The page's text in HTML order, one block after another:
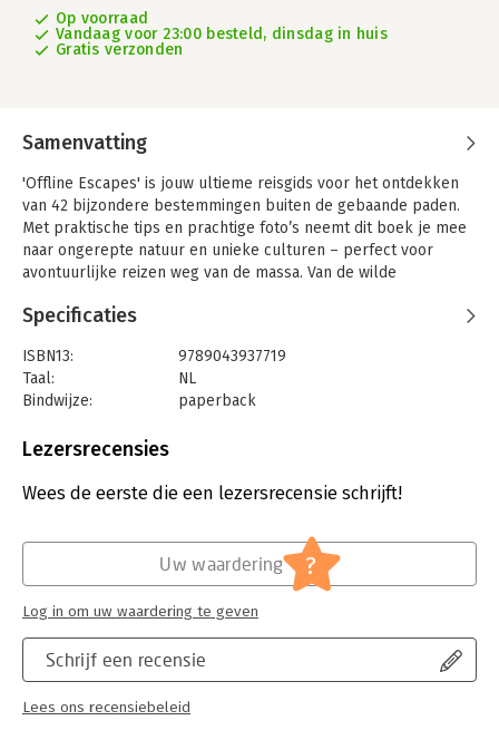
Op voorraad
Vandaag voor 23:00 besteld, dinsdag in huis
Gratis verzonden
Samenvatting
'Offline Escapes' is jouw ultieme reisgids voor het ontdekken
van 42 bijzondere bestemmingen buiten de gebaande paden.
Met praktische tips en prachtige foto’s neemt dit boek je mee
naar ongerepte natuur en unieke culturen – perfect voor
avontuurlijke reizen weg van de massa. Van de wilde
Escapes' inspireert je om nieuwe plekken te verkennen en te
• Een combinatie van praktische informatie en inspirerende
tips.
• Veel foto’s van hoge kwaliteit.
Specificaties
ISBN13:
9789043937719
Taal:
NL
Bindwijze:
paperback
Druk:
Lezersrecensies
Wees de eerste die een lezersrecensie schrijft!
Schrijf een recensie
Lees ons recensiebeleid
Uw waardering ?
Log in om uw waardering te geven